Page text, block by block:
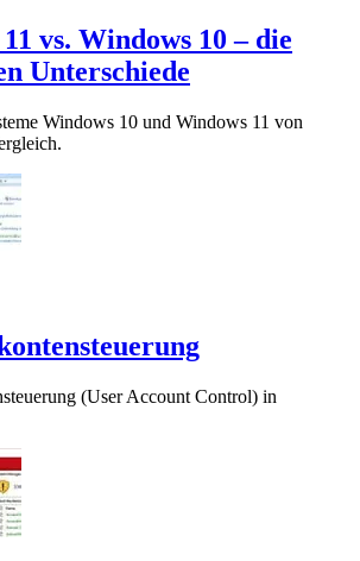
vs. Windows 10 – die
Unterschiede
Windows 10 und Windows 11 von
(User Account Control) in